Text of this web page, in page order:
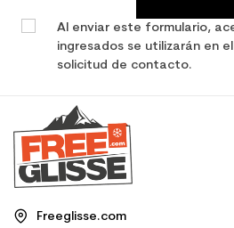
Al enviar este formulario,
ingresados se utilizarán en
solicitud de contacto.
Freeglisse.com